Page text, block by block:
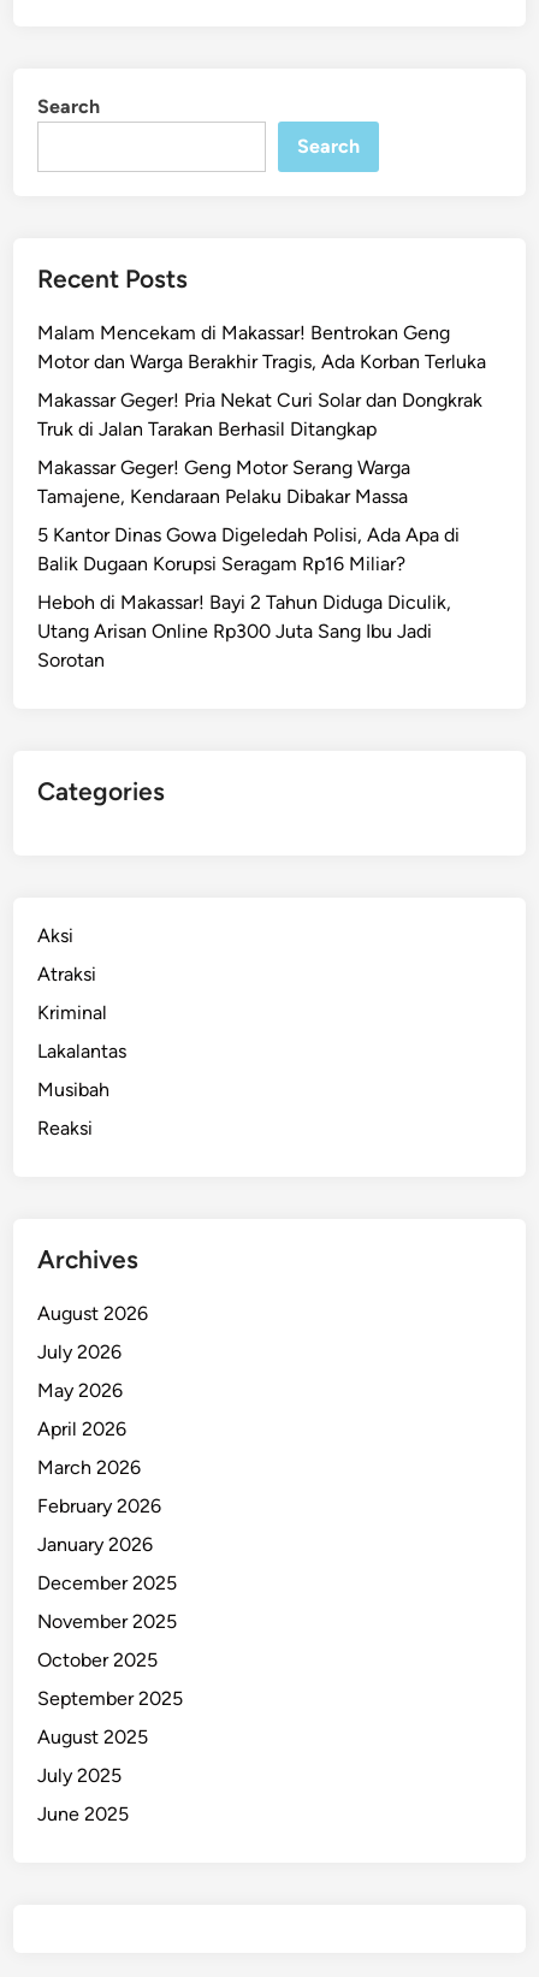
Search
Search
Recent Posts
Malam Mencekam di Makassar! Bentrokan Geng
Motor dan Warga Berakhir Tragis, Ada Korban Terluka
Makassar Geger! Pria Nekat Curi Solar dan Dongkrak
Truk di Jalan Tarakan Berhasil Ditangkap
Makassar Geger! Geng Motor Serang Warga
Tamajene, Kendaraan Pelaku Dibakar Massa
5 Kantor Dinas Gowa Digeledah Polisi, Ada Apa di
Balik Dugaan Korupsi Seragam Rp16 Miliar?
Heboh di Makassar! Bayi 2 Tahun Diduga Diculik,
Utang Arisan Online Rp300 Juta Sang Ibu Jadi
Sorotan
Categories
Aksi
Atraksi
Kriminal
Lakalantas
Musibah
Reaksi
Archives
August 2026
July 2026
May 2026
April 2026
March 2026
February 2026
January 2026
December 2025
November 2025
October 2025
September 2025
August 2025
July 2025
June 2025